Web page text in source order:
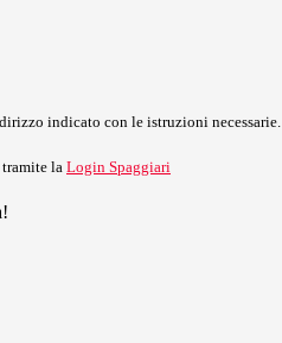
indicato con le istruzioni necessarie.
tramite la Login Spaggiari